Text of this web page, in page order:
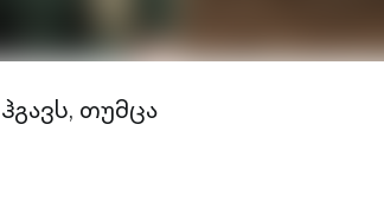
თუმცა